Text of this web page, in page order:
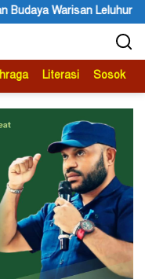
Dorong Pemekaran
Literasi Sosok